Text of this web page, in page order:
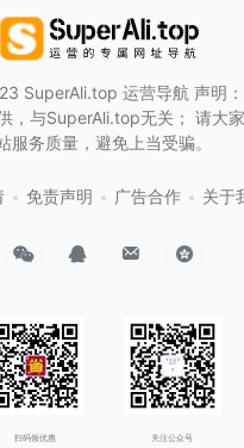
SuperAli.top 运营导航 声明
，与SuperAli.top无关； 请大
服务质量，避免上当受骗。
免责声明 广告合作 关于
扫码领优惠 关注公众号